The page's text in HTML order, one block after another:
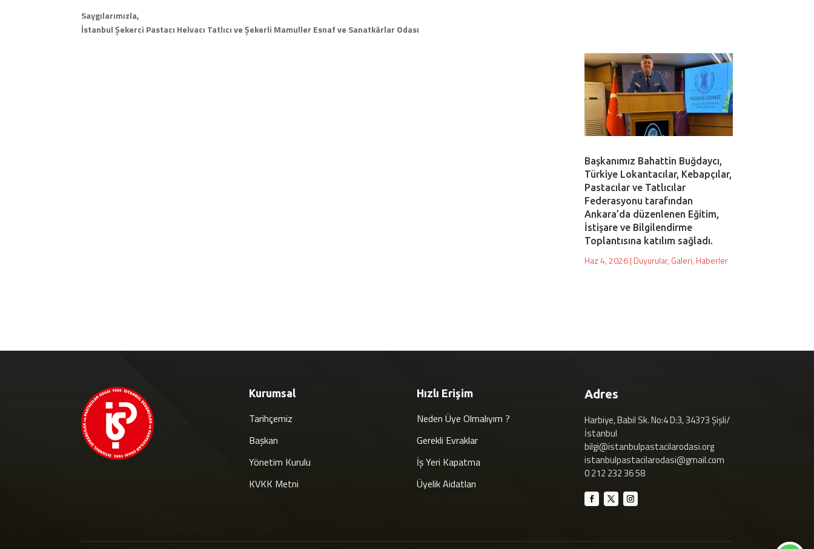
Saygılarımızla,
İstanbul Şekerci Pastacı Helvacı Tatlıcı ve Şekerli Mamuller Esnaf ve Sanatkârlar Odası
Başkanımız Bahattin Buğdaycı,
Türkiye Lokantacılar, Kebapçılar,
Pastacılar ve Tatlıcılar
Federasyonu tarafından
Ankara’da düzenlenen Eğitim,
İstişare ve Bilgilendirme
Toplantısına katılım sağladı.
Haz 4, 2026| Duyurular, Galeri, Haberler
Kurumsal
Tarihçemiz
Başkan
Yönetim Kurulu
KVKK Metni
Hızlı Erişim
Neden Üye Olmalıyım ?
Gerekli Evraklar
İş Yeri Kapatma
Üyelik Aidatları
Adres
Harbiye, Babil Sk. No:4 D:3, 34373 Şişli/
İstanbul
bilgi@istanbulpastacilarodasi.org
istanbulpastacilarodasi@gmail.com
0 212 232 36 58